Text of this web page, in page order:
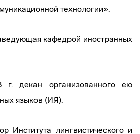
технологии».
кафедрой иностранных
декан организованного ею
языков (ИЯ).
Института лингвистического и